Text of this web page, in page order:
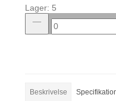
Lager: 5
Beskrivelse